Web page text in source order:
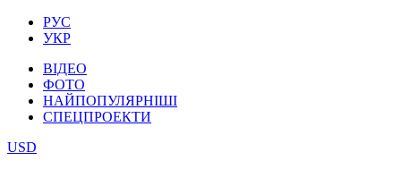
РУС
УКР
ВІДЕО
ФОТО
НАЙПОПУЛЯРНІШІ
СПЕЦПРОЕКТИ
USD